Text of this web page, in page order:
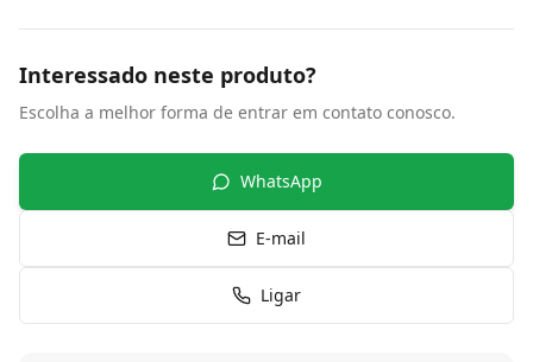
Interessado neste produto?
Escolha a melhor forma de entrar em contato conosco.
WhatsApp
E-mail
Ligar